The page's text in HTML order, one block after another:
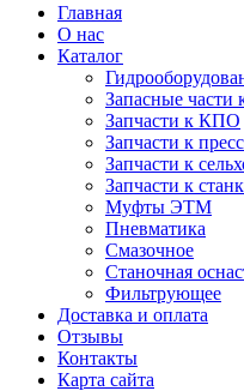
Главная
О нас
Каталог
Запасные
Запчасти к КПО
Запчасти к
Запчасти к
Запчасти к
Муфты ЭТМ
Пневматика
Смазочное
Станочная
Фильтрующее
Доставка и оплата
Отзывы
Контакты
Карта сайта